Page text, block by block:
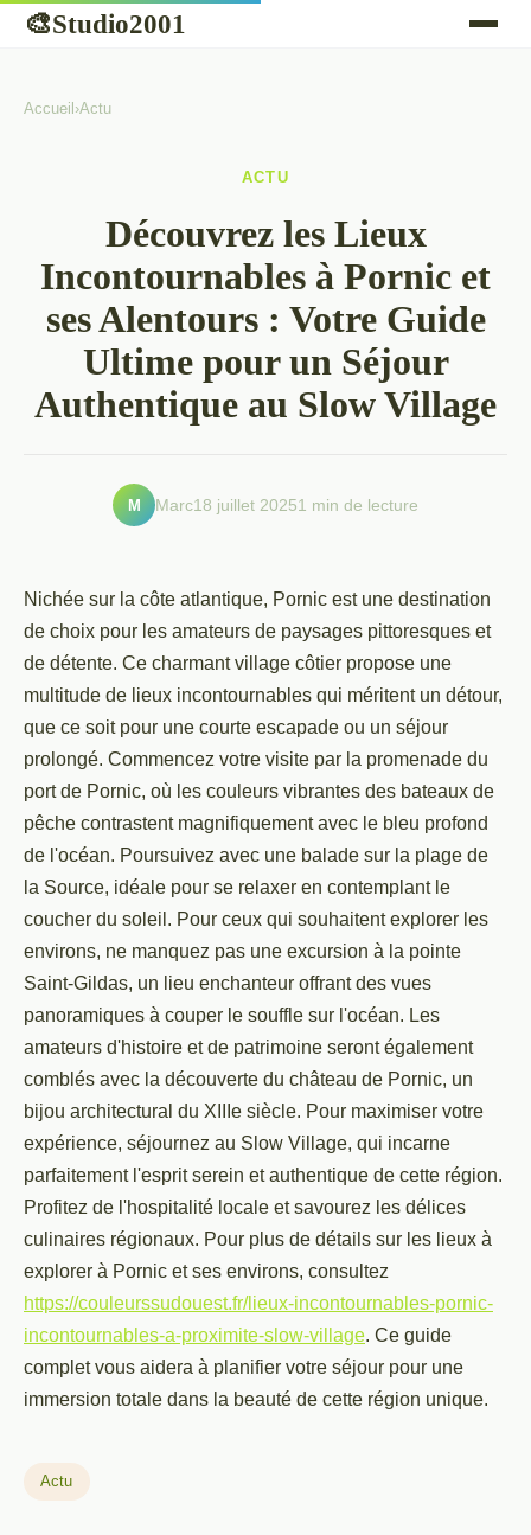
🎨Studio2001
Accueil ›Actu
ACTU
Découvrez les Lieux
Incontournables à Pornic et
ses Alentours : Votre Guide
Ultime pour un Séjour
Authentique au Slow Village
M Marc18 juillet 20251 min de lecture
Nichée sur la côte atlantique, Pornic est une destination
de choix pour les amateurs de paysages pittoresques et
de détente. Ce charmant village côtier propose une
multitude de lieux incontournables qui méritent un détour,
que ce soit pour une courte escapade ou un séjour
prolongé. Commencez votre visite par la promenade du
port de Pornic, où les couleurs vibrantes des bateaux de
pêche contrastent magnifiquement avec le bleu profond
de l'océan. Poursuivez avec une balade sur la plage de
la Source, idéale pour se relaxer en contemplant le
coucher du soleil. Pour ceux qui souhaitent explorer les
environs, ne manquez pas une excursion à la pointe
Saint-Gildas, un lieu enchanteur offrant des vues
panoramiques à couper le souffle sur l'océan. Les
amateurs d'histoire et de patrimoine seront également
comblés avec la découverte du château de Pornic, un
bijou architectural du XIIIe siècle. Pour maximiser votre
expérience, séjournez au Slow Village, qui incarne
parfaitement l'esprit serein et authentique de cette région.
Profitez de l'hospitalité locale et savourez les délices
culinaires régionaux. Pour plus de détails sur les lieux à
explorer à Pornic et ses environs, consultez
https://couleurssudouest.fr/lieux-incontournables-pornic-
incontournables-a-proximite-slow-village. Ce guide
complet vous aidera à planifier votre séjour pour une
immersion totale dans la beauté de cette région unique.
Actu